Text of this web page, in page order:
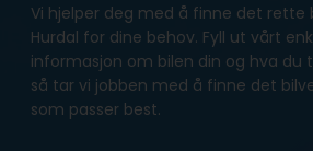
Vi hjelper deg med å finne det rette
Hurdal for dine behov. Fyll ut vårt
informasjon om bilen din og hva du
så tar vi jobben med å finne det
som passer best.